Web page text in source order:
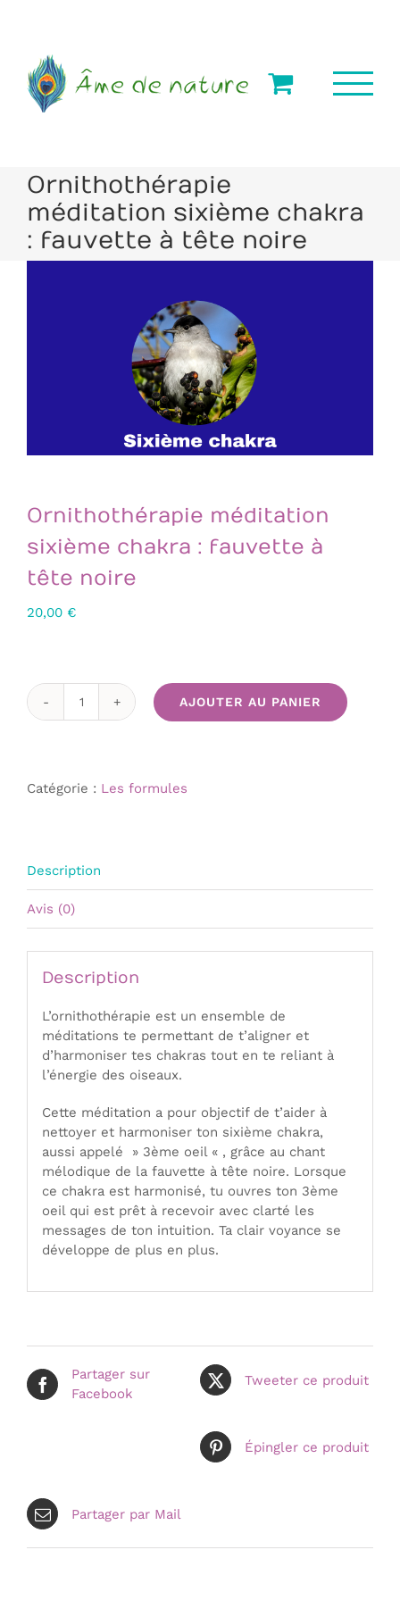
Ornithothérapie
méditation sixième chakra
: fauvette à tête noire
Ornithothérapie méditation
sixième chakra : fauvette à
tête noire
20,00 €
quantité
sixième
à
tête
AJOUTER AU PANIER
Catégorie : Les formules
Description
Avis (0)
Description
L’ornithothérapie est un ensemble de
méditations te permettant de t’aligner et
d’harmoniser tes chakras tout en te reliant à
l’énergie des oiseaux.
Cette méditation a pour objectif de t’aider à
nettoyer et harmoniser ton sixième chakra,
aussi appelé » 3ème oeil « , grâce au chant
mélodique de la fauvette à tête noire. Lorsque
ce chakra est harmonisé, tu ouvres ton 3ème
oeil qui est prêt à recevoir avec clarté les
messages de ton intuition. Ta clair voyance se
développe de plus en plus.
Partager sur
Facebook
Tweeter ce produit
Épingler ce produit
Partager par Mail